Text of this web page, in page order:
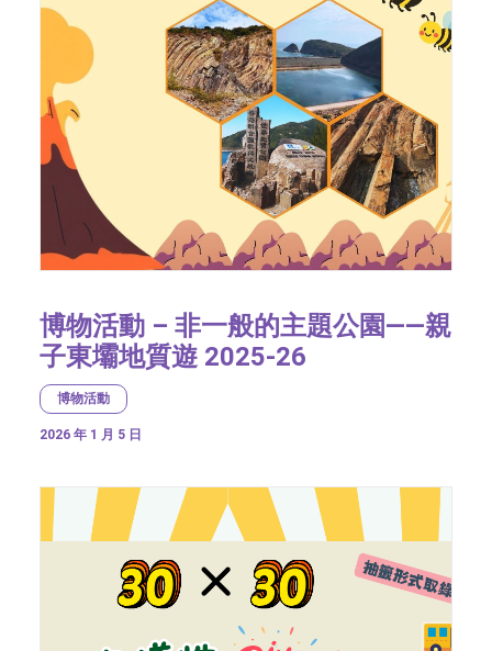
博物活動 – 非一般的主題公園——親
子東壩地質遊 2025-26
博物活動
2026 年 1 月 5 日